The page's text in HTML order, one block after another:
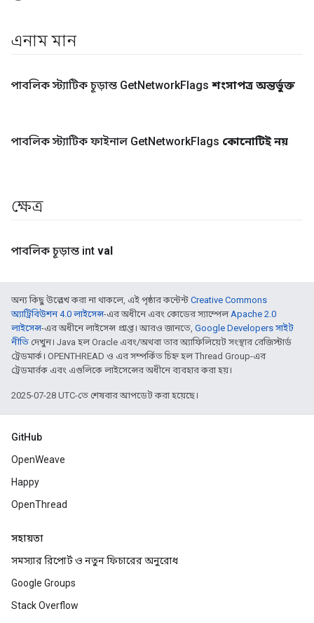
এনাম মান
পাবলিক স্ট্যাটিক চূড়ান্ত GetNetworkFlags শংসাপত্র অন্তর্ভুক্ত
পাবলিক স্ট্যাটিক ফাইনাল GetNetworkFlags কোনোটিই নয়
ক্ষেত্র
পাবলিক চূড়ান্ত int val
অন্য কিছু উল্লেখ করা না থাকলে, এই পৃষ্ঠার কন্টেন্ট Creative Commons
অ্যাট্রিবিউশন 4.0 লাইসেন্স-এর অধীনে এবং কোডের স্যাম্পেলApache 2.0
লাইসেন্স-এর অধীনে লাইসেন্স প্রাপ্ত। আরও জানতে, Google Developers সাইট
নীতি দেখুন। Java হল Oracle এবং/অথবা তার অ্যাফিলিয়েট সংস্থার রেজিস্টার্ড
ট্রেডমার্ক। OPENTHREAD ও এর সম্পর্কিত চিহ্ন হল Thread Group-এর
ট্রেডমার্রক এবং এগুলিকে লাইসেন্সের অধীনে ব্যবহার করা হয়।
2025-07-28 UTC-তে শেষবার আপডেট করা হয়েছে।
GitHub
OpenWeave
Happy
OpenThread
সহায়তা
সমস্যার রিপোর্ট ও নতুন ফিচারের অনুরোধ
Google Groups
Stack Overflow